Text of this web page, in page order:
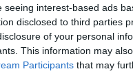
seeing interest-based ads
disclosed to third parties
of your personal
This information may
Participants that may